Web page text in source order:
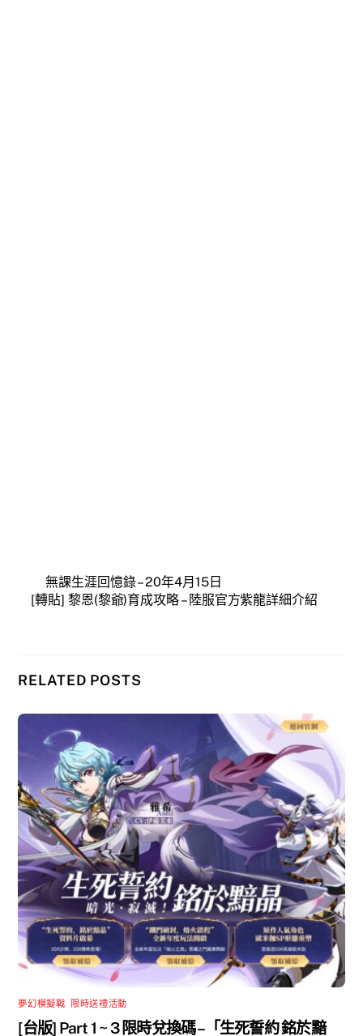
無課生涯回憶錄 – 20年4月15日
[轉貼] 黎恩(黎爺)育成攻略 – 陸服官方紫龍詳細介紹
RELATED POSTS
夢幻模擬戰 限時送禮活動
[台版] Part 1 ~ 3 限時兌換碼 –「生死誓約 銘於黯